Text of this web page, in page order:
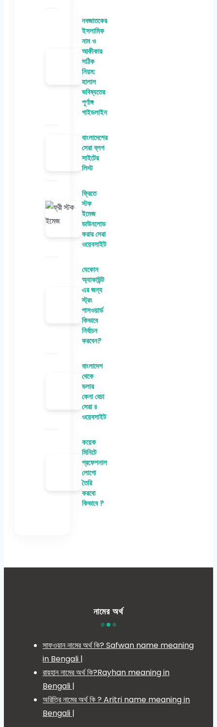
নবজাতকের
ইসলামিক
নাম ও
আকীকার
সঠিক
নিয়ম:
হালাল
ভবিষ্যতের
পূর্ণাঙ্গ
গাইডলাইন
বাংলাদেশের
সেরা ব্লগ
সাইটের
লিস্ট
ফ্রিতে
স্টক
ইমেজ
ডাউনলোড
করার সেরা
ওয়েবসাইট
যেকোন
অ্যাকাউন্ট
এর জন্য
স্ট্রং
পাসওয়ার্ড
কিভাবে
নির্বাচন
করবেন?
বাংলাদেশ
থেকে
ডলার
কেনা বেচা
সেরা ৪
ওয়েবসাইট
কয়েক
মিনিটে
প্রফেশনাল
লোগো
তৈরি
করবো
কিভাবে ?
নামের অর্থ
সাফওয়ান নামের অর্থ কি? Safwan name meaning
in Bengali |
রায়হান নামের অর্থ কি?Rayhan meaning in
Bengali |
অরিত্রি নামের অর্থ কি ? Aritri name meaning in
Bengali |